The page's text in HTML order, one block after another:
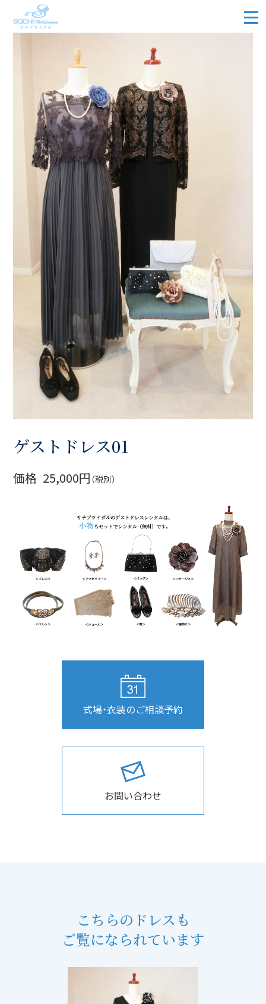
ゲストドレス01
価格 25,000円 （税別）
式場・衣装のご相談予約
お問い合わせ
こちらのドレスも
ご覧になられています